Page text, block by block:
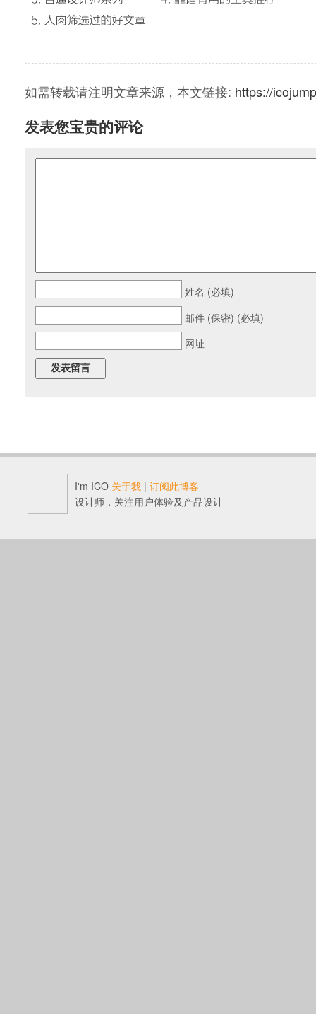
如需转载请注明文章来源，本文链接: https://
发表您宝贵的评论
姓名 (必填)
邮件 (保密) (必填)
网址
I'm ICO 关于我 | 订阅此博客
设计师，关注用户体验及产品设计